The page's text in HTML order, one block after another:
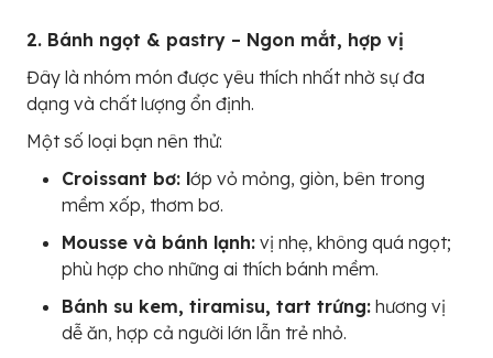
2. Bánh ngọt & pastry – Ngon mắt, hợp vị
Đây là nhóm món được yêu thích nhất nhờ sự đa
dạng và chất lượng ổn định.
Một số loại bạn nên thử:
Croissant bơ: lớp vỏ mỏng, giòn, bên trong
mềm xốp, thơm bơ.
Mousse và bánh lạnh: vị nhẹ, không quá ngọt;
phù hợp cho những ai thích bánh mềm.
Bánh su kem, tiramisu, tart trứng: hương vị
dễ ăn, hợp cả người lớn lẫn trẻ nhỏ.